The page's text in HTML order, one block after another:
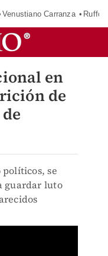
Venustiano Carranza Ruffo
en
de
políticos, se
guardar luto